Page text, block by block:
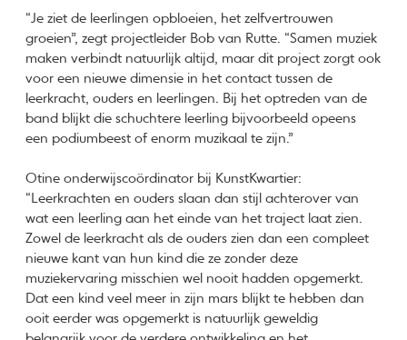
“Je ziet de leerlingen opbloeien, het zelfvertrouwen
groeien”, zegt projectleider Bob van Rutte. “Samen muziek
maken verbindt natuurlijk altijd, maar dit project zorgt ook
voor een nieuwe dimensie in het contact tussen de
leerkracht, ouders en leerlingen. Bij het optreden van de
band blijkt die schuchtere leerling bijvoorbeeld opeens
een podiumbeest of enorm muzikaal te zijn.”
Otine onderwijscoördinator bij KunstKwartier:
“Leerkrachten en ouders slaan dan stijl achterover van
wat een leerling aan het einde van het traject laat zien.
Zowel de leerkracht als de ouders zien dan een compleet
nieuwe kant van hun kind die ze zonder deze
muziekervaring misschien wel nooit hadden opgemerkt.
Dat een kind veel meer in zijn mars blijkt te hebben dan
ooit eerder was opgemerkt is natuurlijk geweldig